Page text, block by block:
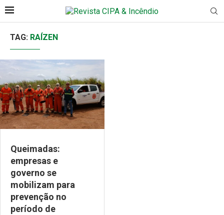
TAG: RAÍZEN
Queimadas:
empresas e
governo se
mobilizam para
prevenção no
período de